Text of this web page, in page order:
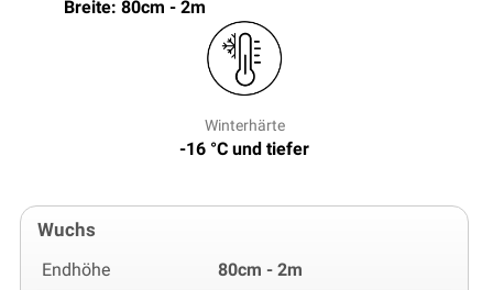
Breite: 80cm - 2m
Winterhärte
-16 °C und tiefer
Wuchs
Endhöhe 80cm - 2m